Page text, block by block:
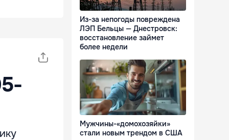
Из-за непогоды повреждена
ЛЭП Бельцы — Днестровск:
восстановление займет
более недели
Мужчины-«домохозяйки»
стали новым трендом в США